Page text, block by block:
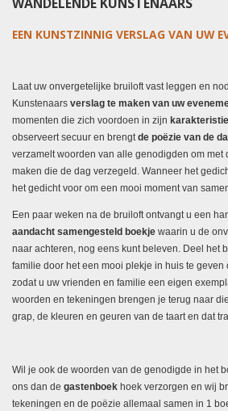
EEN KUNSTZINNIG VERSLAG VAN UW
Laat uw onvergetelijke bruiloft vast leggen en
Kunstenaars verslag te maken van uw
momenten die zich voordoen in zijn
observeert secuur en brengtde poëzie van de
verzamelt woorden van alle genodigden om met
maken die de dag verzegeld. Wanneer het
het gedicht voor om een mooi moment van
Een paar weken na de bruiloft ontvangt u een
aandacht samengesteld boekje waarin u de
naar achteren, nog eens kunt beleven. Deel het
familie door het een mooi plekje in huis te
zodat u uw vrienden en familie een eigen
woorden en tekeningen brengen je terug naar
grap, de kleuren en geuren van de taart en dat
Wil je ook de woorden van de genodigde in het
ons dan de gastenboek hoek verzorgen en wij
tekeningen en de poëzie allemaal samen in 1